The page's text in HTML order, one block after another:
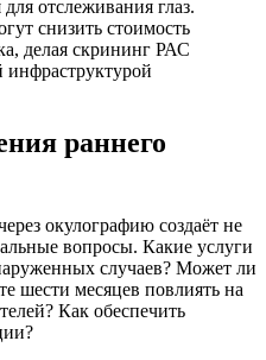
отслеживания глаз.
снизить стоимость
делая скрининг РАС
инфраструктурой
раннего
окулографию создаёт не
вопросы. Какие услуги
случаев? Может ли
шести месяцев повлиять на
Как обеспечить